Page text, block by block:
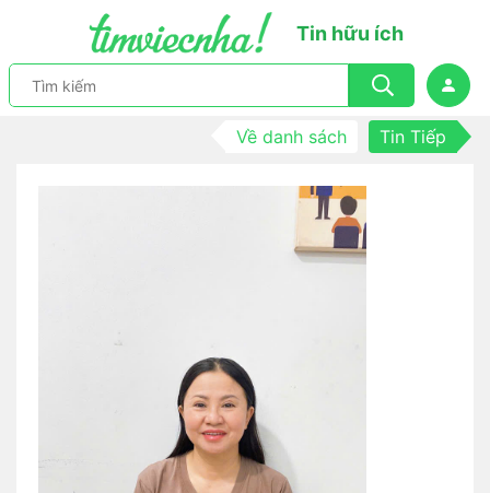
Tin hữu ích
Về danh sách Tin Tiếp